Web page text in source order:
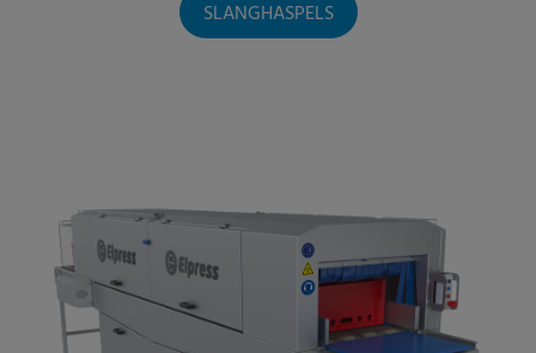
SLANGHASPELS